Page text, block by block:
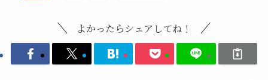
よかったらシェアしてね！